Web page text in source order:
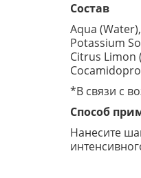
Состав
Aqua
Potassium
Citrus Limon
*В связи с
Способ
Нанесите